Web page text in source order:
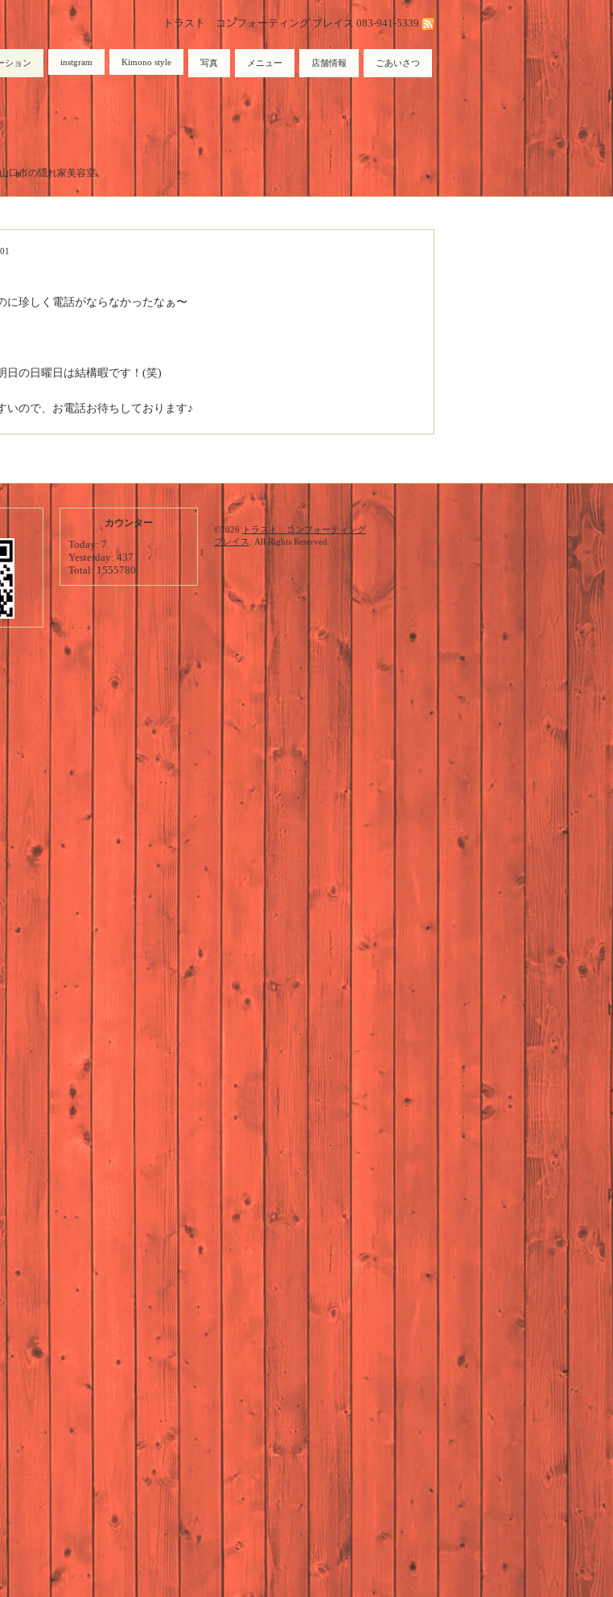
トラスト コンフォーティング プレイス 083-941-5339
ション instgram Kimono style 写真 メニュー 店舗情報 ごあいさつ
口市の隠れ家美容室。
に珍しく電話がならなかったなぁ〜
日の日曜日は結構暇です！(笑)
いので、お電話お待ちしております♪
カウンター
Today: 7
Yesterday:437
Total: 1555780
©2026 トラスト コンフォーティング
プレイス
. All Rights Reserved.